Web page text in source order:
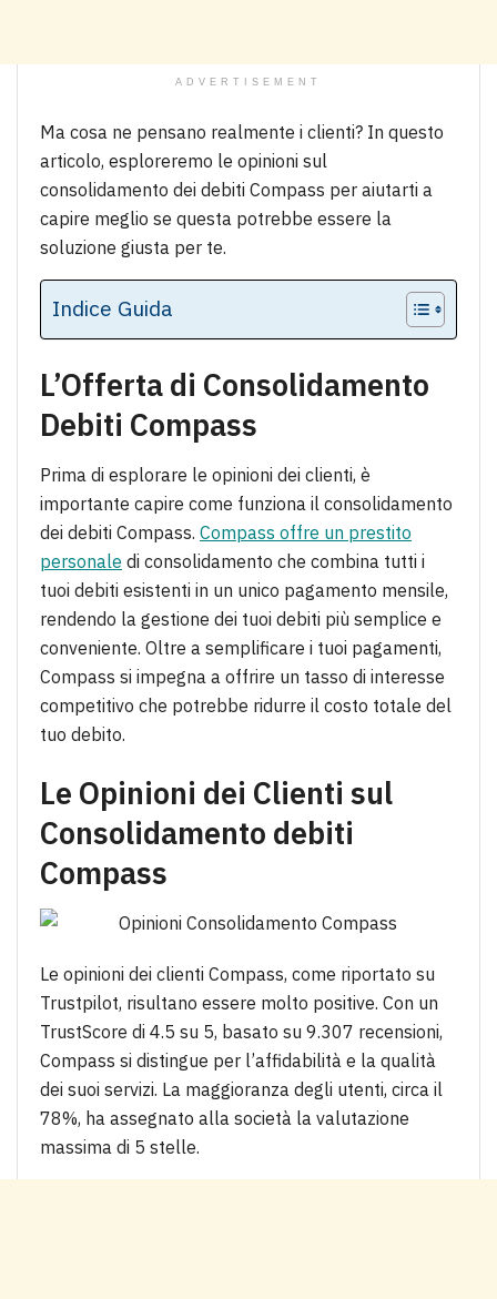
ADVERTISEMENT
Ma cosa ne pensano realmente i clienti? In questo
articolo, esploreremo le opinioni sul
consolidamento dei debiti Compass per aiutarti a
capire meglio se questa potrebbe essere la
soluzione giusta per te.
Indice Guida
L’Offerta di Consolidamento
Debiti Compass
Prima di esplorare le opinioni dei clienti, è
importante capire come funziona il consolidamento
dei debiti Compass. Compass offre un prestito
personale di consolidamento che combina tutti i
tuoi debiti esistenti in un unico pagamento mensile,
rendendo la gestione dei tuoi debiti più semplice e
conveniente. Oltre a semplificare i tuoi pagamenti,
Compass si impegna a offrire un tasso di interesse
competitivo che potrebbe ridurre il costo totale del
tuo debito.
Le Opinioni dei Clienti sul
Consolidamento debiti
Compass
Le opinioni dei clienti Compass, come riportato su
Trustpilot, risultano essere molto positive. Con un
TrustScore di 4.5 su 5, basato su 9.307 recensioni,
Compass si distingue per l’affidabilità e la qualità
dei suoi servizi. La maggioranza degli utenti, circa il
78%, ha assegnato alla società la valutazione
massima di 5 stelle.